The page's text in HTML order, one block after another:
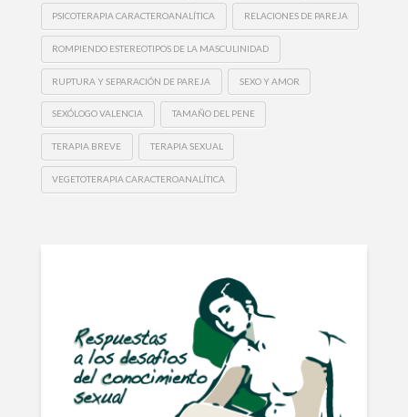
PSICOTERAPIA CARACTEROANALÍTICA RELACIONES DE PAREJA
ROMPIENDO ESTEREOTIPOS DE LA MASCULINIDAD
RUPTURA Y SEPARACIÓN DE PAREJA SEXO Y AMOR
SEXÓLOGO VALENCIA TAMAÑO DEL PENE
TERAPIA BREVE TERAPIA SEXUAL
VEGETOTERAPIA CARACTEROANALÍTICA